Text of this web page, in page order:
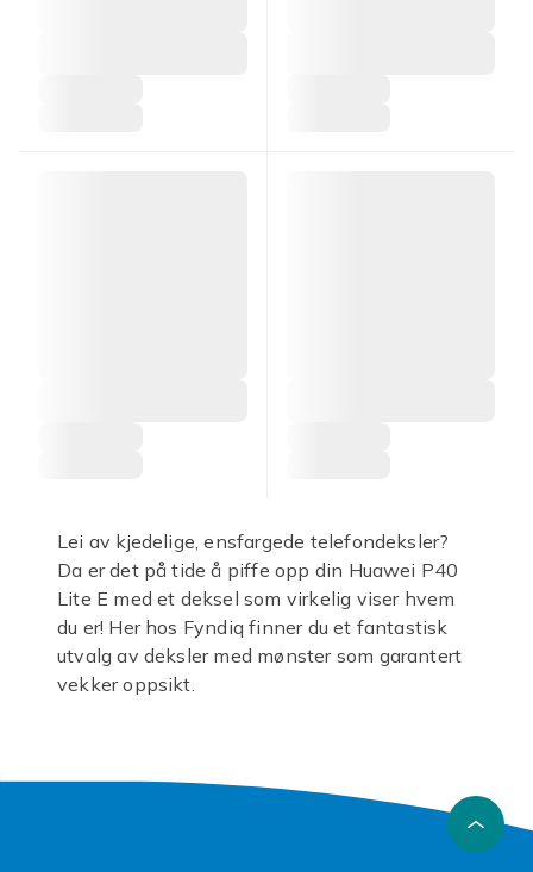
Lei av kjedelige, ensfargede telefondeksler?
Da er det på tide å piffe opp din Huawei P40
Lite E med et deksel som virkelig viser hvem
du er! Her hos Fyndiq finner du et fantastisk
utvalg av deksler med mønster som garantert
vekker oppsikt.
Enten du foretrekker abstrakte former, søte
dyremotiver, geometriske figurer eller